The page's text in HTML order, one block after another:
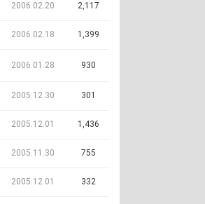
2006.02.20 2,117
2006.02.18 1,399
2006.01.28 930
2005.12.30 301
2005.12.01 1,436
2005.11.30 755
2005.12.01 332